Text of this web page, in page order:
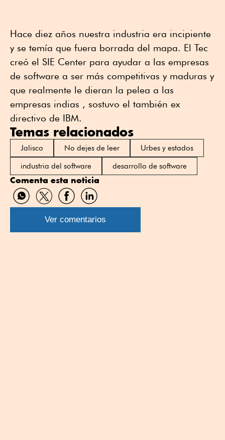
Hace diez años nuestra industria era incipiente
y se temía que fuera borrada del mapa. El Tec
creó el SIE Center para ayudar a las empresas
de software a ser más competitivas y maduras y
que realmente le dieran la pelea a las
empresas indias , sostuvo el también ex
directivo de IBM.
Temas relacionados
Jalisco No dejes de leer
Urbes y estados
industria del software
desarrollo de software
Comenta esta noticia
Compartir
por
WhatsApp
Compartir
por
Twitter
Compartir
por
Facebook
Compartir
por
Linkedin
Ver comentarios